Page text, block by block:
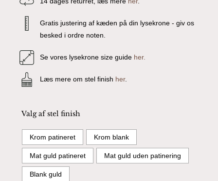
Gratis justering af kæden på din lysekrone - giv os
besked i ordre noten.
Se vores lysekrone size guide her.
Læs mere om stel finish her.
Valg af stel finish
Krom patineret Krom blank
Mat guld patineret Mat guld uden patinering
Blank guld